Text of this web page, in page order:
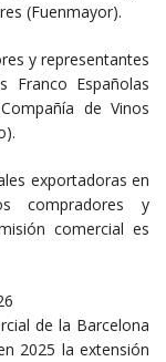
(Fuenmayor).
y representantes
Franco Españolas
de Vinos
exportadoras en
compradores y
comercial es
de la Barcelona
2025 la extensión